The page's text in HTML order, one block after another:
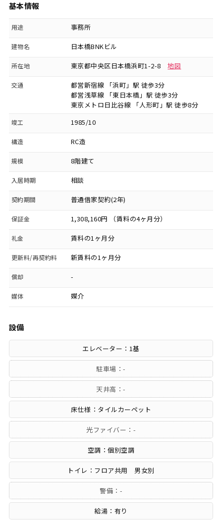
基本情報
用途 事務所
建物名 日本橋BNKビル
所在地 東京都中央区日本橋浜町1-2-8地図
交通
都営新宿線 「浜町」駅 徒歩3分
都営浅草線 「東日本橋」駅 徒歩3分
東京メトロ日比谷線 「人形町」駅 徒歩8分
竣工 1985/10
構造 RC造
規模 8階建て
入居時期 相談
契約期間 普通借家契約(2年)
保証金 1,308,160円 （賃料の4ヶ月分）
礼金 賃料の1ヶ月分
更新料/再契約料 新賃料の1ヶ月分
償却 -
媒体 媒介
設備
エレベーター：1基
駐車場：-
天井高：-
床仕様：タイルカーペット
光ファイバー：-
空調：個別空調
トイレ：フロア共用 男女別
警備：-
給湯：有り